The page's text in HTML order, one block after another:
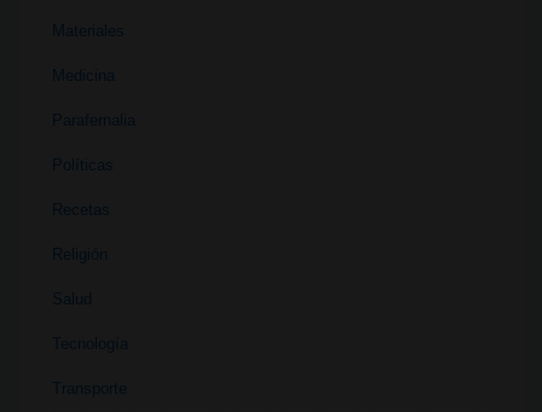
Materiales
Medicina
Parafernalia
Políticas
Recetas
Religión
Salud
Tecnología
Transporte